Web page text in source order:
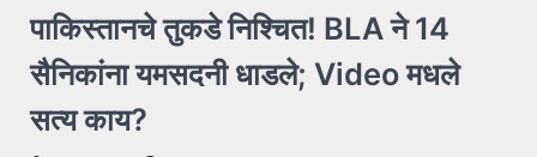
पाकिस्तानचे तुकडे निश्चित! BLA ने 14
सैनिकांना यमसदनी धाडले; Video मधले
सत्य काय?